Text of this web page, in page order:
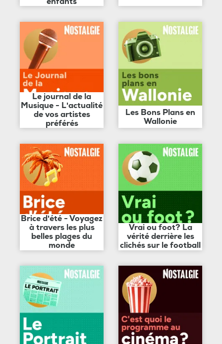
Le journal de la
Musique - L'actualité
de vos artistes
préférés
Les Bons Plans en
Wallonie
Brice d'été - Voyagez
à travers les plus
belles plages du
monde
Vrai ou foot? La
vérité derrière les
clichés sur le football